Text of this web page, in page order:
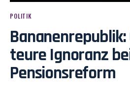
POLITIK
teure Ignoranz
Pensionsreform